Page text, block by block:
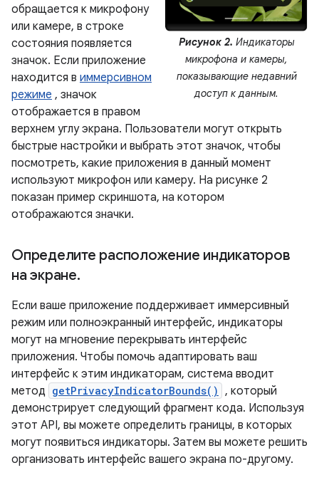
Рисунок 2. Индикаторы
микрофона и камеры,
показывающие недавний
доступ к данным.
обращается к микрофону
или камере, в строке
состояния появляется
значок. Если приложение
находится в иммерсивном
режиме , значок
отображается в правом
верхнем углу экрана. Пользователи могут открыть
быстрые настройки и выбрать этот значок, чтобы
посмотреть, какие приложения в данный момент
используют микрофон или камеру. На рисунке 2
показан пример скриншота, на котором
отображаются значки.
Определите расположение индикаторов
на экране.
Если ваше приложение поддерживает иммерсивный
режим или полноэкранный интерфейс, индикаторы
могут на мгновение перекрывать интерфейс
приложения. Чтобы помочь адаптировать ваш
интерфейс к этим индикаторам, система вводит
метод getPrivacyIndicatorBounds() , который
демонстрирует следующий фрагмент кода. Используя
этот API, вы можете определить границы, в которых
могут появиться индикаторы. Затем вы можете решить
организовать интерфейс вашего экрана по-другому.